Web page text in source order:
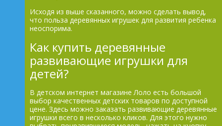
Исходя из выше сказанного, можно сделать вывод,
что польза деревянных игрушек для развития ребенка
неоспорима.
Как купить деревянные
развивающие игрушки для
детей?
В детском интернет магазине Лоло есть большой
выбор качественных детских товаров по доступной
цене. Здесь можно заказать развивающие деревянные
игрушки всего в несколько кликов. Для этого нужно